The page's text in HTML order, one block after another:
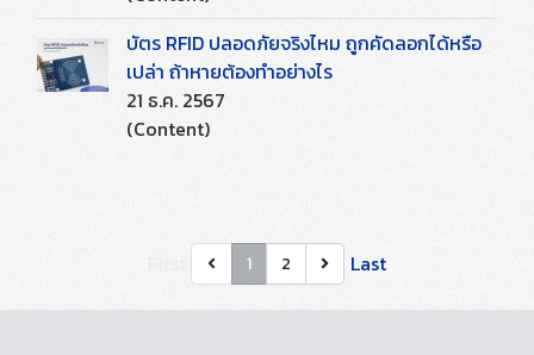
บัตร RFID ปลอดภัยจริงไหม ถูกคัดลอกได้หรือ
เปล่า ถ้าหายต้องทำอย่างไร
21 ธ.ค. 2567
(Content)
1 2 Last